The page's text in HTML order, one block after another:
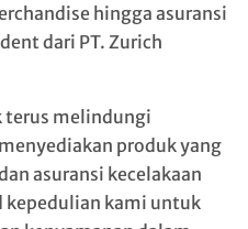
hingga asuransi
dari PT. Zurich
melindungi
produk yang
asuransi kecelakaan
kepedulian kami untuk